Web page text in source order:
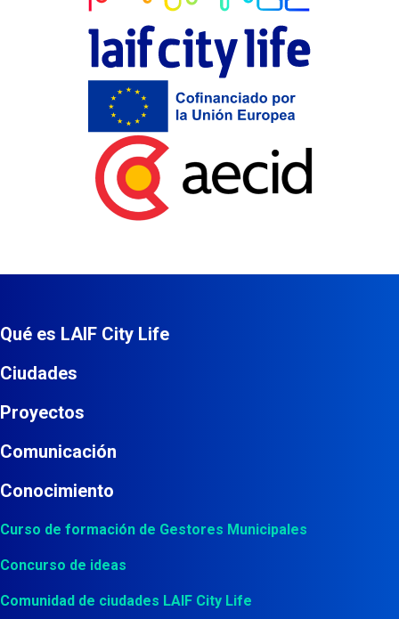
Qué es LAIF City Life
Ciudades
Proyectos
Comunicación
Conocimiento
Curso de formación de Gestores Municipales
Concurso de ideas
Comunidad de ciudades LAIF City Life